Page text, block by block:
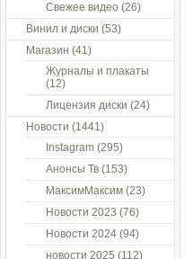
Свежее видео (26)
Винил и диски (53)
Магазин (41)
Журналы и плакаты
(12)
Лицензия диски (24)
Новости (1441)
Instagram (295)
Анонсы Тв (153)
МаксимМаксим (23)
Новости 2023 (76)
Новости 2024 (94)
новости 2025 (112)